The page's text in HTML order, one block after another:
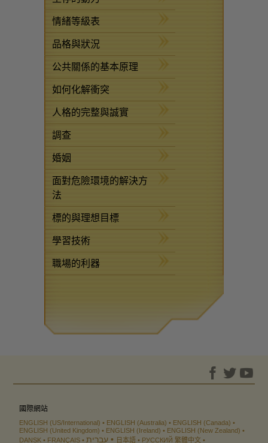
情緒等級表
品格與狀況
公共關係的基本原理
如何化解衝突
人格的完整與誠實
調查
婚姻
面對危險環境的解決方
法
標的與理想目標
學習技術
職場的利器
國際網站
ENGLISH (US/International) ENGLISH (Australia)
ENGLISH (Canada)
ENGLISH (United Kingdom)
ENGLISH (Ireland)
ENGLISH (New Zealand)
DANSK
FRANÇAIS עברית 日本語 РУССКИЙ 繁體中文